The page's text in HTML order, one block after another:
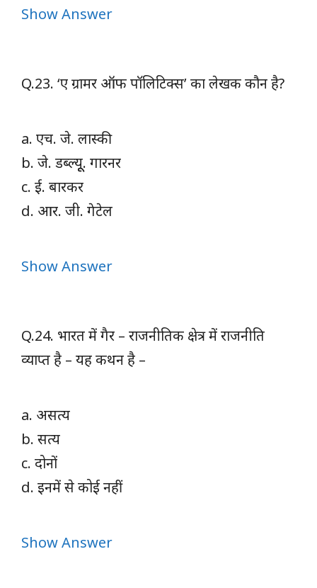
Show Answer
Q.23. ‘ए ग्रामर ऑफ पॉलिटिक्स’ का लेखक कौन है?
a. एच. जे. लास्की
b. जे. डब्ल्यूू. गारनर
c. ई. बारकर
d. आर. जी. गेटेल
Show Answer
Q.24. भारत में गैर – राजनीतिक क्षेत्र में राजनीति
व्याप्त है – यह कथन है –
a. असत्य
b. सत्य
c. दोनों
d. इनमें से कोई नहीं
Show Answer